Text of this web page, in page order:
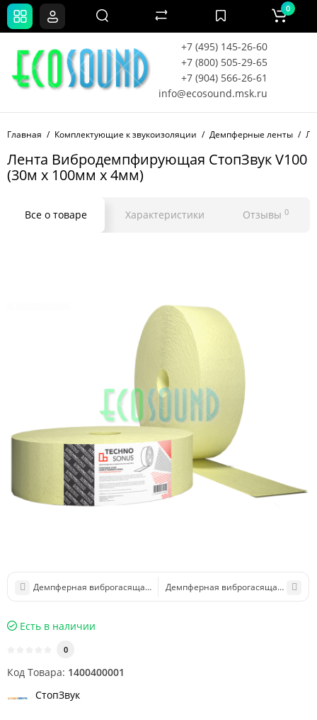
+7 (495) 145-26-60
+7 (800) 505-29-65
+7 (904) 566-26-61
info@ecosound.msk.ru
0
Главная Комплектующие к звукоизоляции Демпферные ленты
Лента Вибродемпфирующая СтопЗвук V100
(30м x 100мм x 4мм)
Все о товаре Характеристики Отзывы 0
Демпферная виброгасящая лента SoundGuard Эко ВиброЛента
Демпферная виброгасящая лента
Есть в наличии
0
Код Товара: 1400400001
СтопЗвук